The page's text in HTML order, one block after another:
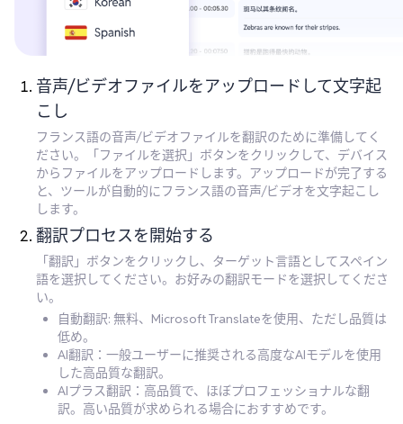
音声/ビデオファイルをアップロードして文字起
こし
フランス語の音声/ビデオファイルを翻訳のために準備してく
ださい。「ファイルを選択」ボタンをクリックして、デバイス
からファイルをアップロードします。アップロードが完了する
と、ツールが自動的にフランス語の音声/ビデオを文字起こし
します。
翻訳プロセスを開始する
「翻訳」ボタンをクリックし、ターゲット言語としてスペイン
語を選択してください。お好みの翻訳モードを選択してくださ
い。
自動翻訳: 無料、Microsoft Translateを使用、ただし品質は
低め。
AI翻訳：一般ユーザーに推奨される高度なAIモデルを使用
した高品質な翻訳。
AIプラス翻訳：高品質で、ほぼプロフェッショナルな翻
訳。高い品質が求められる場合におすすめです。